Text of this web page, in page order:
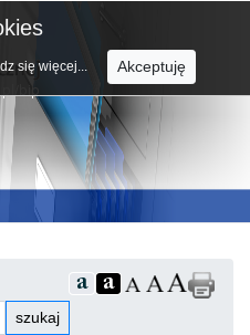
szukaj
się więcej... Akceptuję